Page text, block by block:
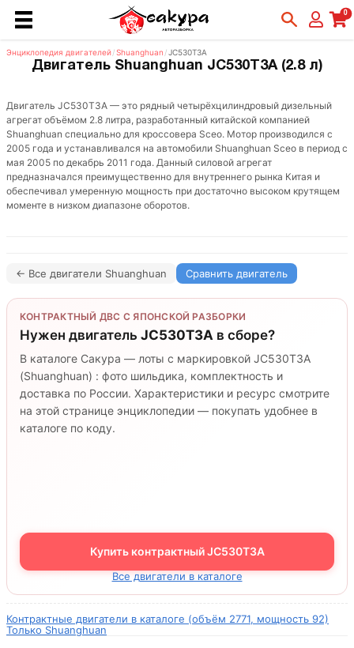
0
Энциклопедия двигателей/Shuanghuan /JC530T3A
Двигатель Shuanghuan JC530T3A (2.8 л)
Двигатель JC530T3A — это рядный четырёхцилиндровый дизельный
агрегат объёмом 2.8 литра, разработанный китайской компанией
Shuanghuan специально для кроссовера Sceo. Мотор производился с
2005 года и устанавливался на автомобили Shuanghuan Sceo в период с
мая 2005 по декабрь 2011 года. Данный силовой агрегат
предназначался преимущественно для внутреннего рынка Китая и
обеспечивал умеренную мощность при достаточно высоком крутящем
моменте в низком диапазоне оборотов.
← Все двигатели Shuanghuan Сравнить двигатель
КОНТРАКТНЫЙ ДВС С ЯПОНСКОЙ РАЗБОРКИ
Нужен двигатель JC530T3A в сборе?
В каталоге Сакура — лоты с маркировкой JC530T3A
(Shuanghuan) : фото шильдика, комплектность и
доставка по России. Характеристики и ресурс смотрите
на этой странице энциклопедии — покупать удобнее в
каталоге по коду.
Купить контрактный JC530T3A
Все двигатели в каталоге
Контрактные двигатели в каталоге (объём 2771, мощность 92)
Только Shuanghuan